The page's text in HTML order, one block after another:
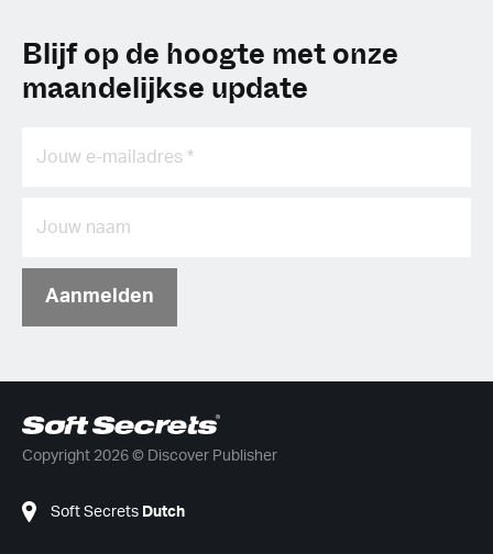
Blijf op de hoogte met onze
maandelijkse update
Aanmelden
Copyright 2026 © Discover Publisher
Soft Secrets Dutch